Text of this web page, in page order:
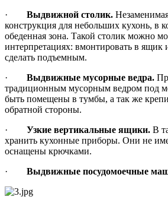
· Выдвижной столик.
конструкция для небольших кухонь, в
обеденная зона. Такой столик можно
интерпретациях: вмонтировать в ящик
сделать подъемным.
· Выдвижные мусорные ведра.
традиционным мусорным ведром под
быть помещены в тумбы, а так же
обратной стороны.
· Узкие вертикальные ящики. В
хранить кухонные приборы. Они не
оснащены крючками.
· Выдвижные посудомоечные